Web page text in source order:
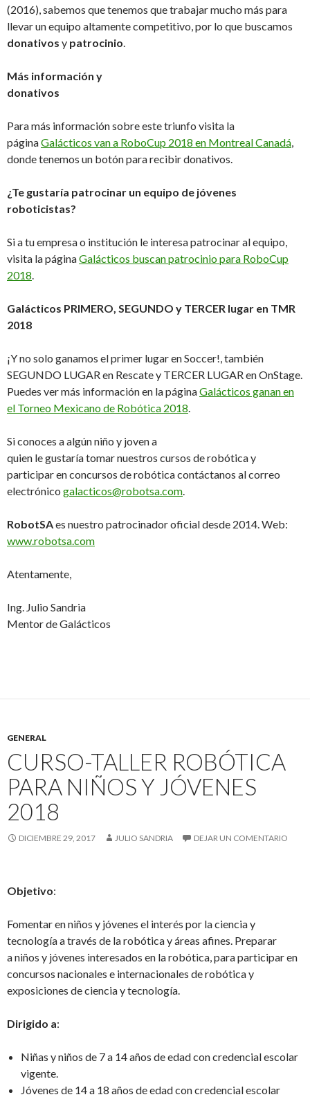
(2016), sabemos que tenemos que trabajar mucho más para
llevar un equipo altamente competitivo, por lo que buscamos
donativos y patrocinio.
Más información y
donativos
Para más información sobre este triunfo visita la
páginaGalácticos van a RoboCup 2018 en Montreal Canadá,
donde tenemos un botón para recibir donativos.
¿Te gustaría patrocinar un equipo de jóvenes
roboticistas?
Si a tu empresa o institución le interesa patrocinar al equipo,
visita la páginaGalácticos buscan patrocinio para RoboCup
2018.
Galácticos PRIMERO, SEGUNDO y TERCER lugar en TMR
2018
¡Y no solo ganamos el primer lugar en Soccer!, también
SEGUNDO LUGAR en Rescate y TERCER LUGAR en OnStage.
Puedes ver más información en la páginaGalácticos ganan en
el Torneo Mexicano de Robótica 2018.
Si conoces a algún niño y joven a
quien le gustaría tomar nuestros cursos de robótica y
participar en concursos de robótica contáctanos al correo
electrónico galacticos@robotsa.com.
RobotSAes nuestro patrocinador oficial desde 2014. Web:
www.robotsa.com
Atentamente,
Ing. Julio Sandria
Mentor de Galácticos
GENERAL
CURSO-TALLER ROBÓTICA
PARA NIÑOS Y JÓVENES
2018
DICIEMBRE 29, 2017 JULIO SANDRIA DEJAR UN COMENTARIO
Objetivo:
Fomentar en niños y jóvenes el interés por la ciencia y
tecnología a través de la robótica y áreas afines. Preparar
a niños y jóvenes interesados en la robótica, para participar en
concursos nacionales e internacionales de robótica y
exposiciones de ciencia y tecnología.
Dirigido a:
Niñas y niños de 7 a 14 años de edad con credencial escolar
vigente.
Jóvenes de 14 a 18 años de edad con credencial escolar